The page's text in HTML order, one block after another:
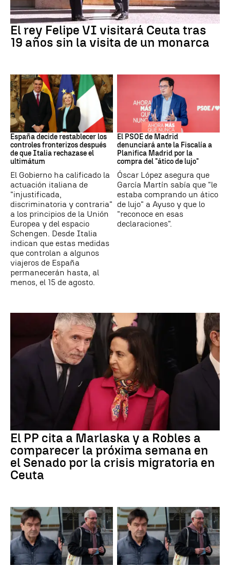
Crisis Migratoria
El rey Felipe VI visitará Ceuta tras
19 años sin la visita de un monarca
CRISIS MIGRATORIA
España decide restablecer los
controles fronterizos después
de que Italia rechazase el
ultimátum
El Gobierno ha calificado la
actuación italiana de
"injustificada,
discriminatoria y contraria"
a los principios de la Unión
Europea y del espacio
Schengen. Desde Italia
indican que estas medidas
que controlan a algunos
viajeros de España
permanecerán hasta, al
menos, el 15 de agosto.
PSOE MADRID
El PSOE de Madrid
denunciará ante la Fiscalía a
Planifica Madrid por la
compra del "ático de lujo"
Óscar López asegura que
García Martín sabía que "le
estaba comprando un ático
de lujo" a Ayuso y que lo
"reconoce en esas
declaraciones".
El PP cita a Marlaska y a Robles a
comparecer la próxima semana en
el Senado por la crisis migratoria en
Ceuta